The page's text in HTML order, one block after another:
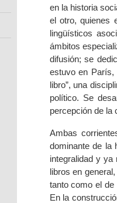
en la historia
el otro, quienes
lingüísticos
ámbitos
difusión; se
estuvo en París,
libro”, una
político. Se
percepción de la
Ambas
dominante de la
integralidad y
libros en
tanto como el
En la